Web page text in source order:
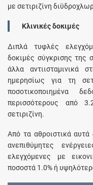
με σετιριζίνη
Κλινικές δοκιμές
Διπλά τυφλές
δοκιμές σύγκρισης της
άλλα αντιισταμινικά
ημερησίως για τη
ποσοτικοποιημένα
περισσότερους από
σετιριζίνη.
Από τα αθροιστικά
ανεπιθύμητες
ελεγχόμενες με
ποσοστά 1.0% ή